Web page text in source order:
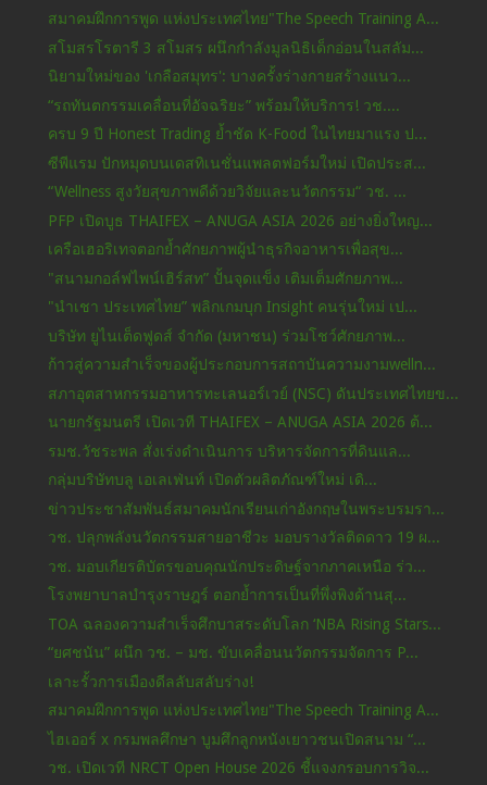
สมาคมฝึกการพูด แห่งประเทศไทย"The Speech Training A...
สโมสรโรตารี 3 สโมสร ผนึกกำลังมูลนิธิเด็กอ่อนในสลัม...
นิยามใหม่ของ 'เกลือสมุทร': บางครั้งร่างกายสร้างแนว...
“รถทันตกรรมเคลื่อนที่อัจฉริยะ” พร้อมให้บริการ! วช....
ครบ 9 ปี Honest Trading ย้ำชัด K-Food ในไทยมาแรง ป...
ซีพีแรม ปักหมุดบนเดสทิเนชั่นแพลตฟอร์มใหม่ เปิดประส...
“Wellness สูงวัยสุขภาพดีด้วยวิจัยและนวัตกรรม“ วช. ...
PFP เปิดบูธ THAIFEX – ANUGA ASIA 2026 อย่างยิ่งใหญ...
เครือเฮอริเทจตอกย้ำศักยภาพผู้นำธุรกิจอาหารเพื่อสุข...
"สนามกอล์ฟไพน์เฮิร์สท” ปั้นจุดแข็ง เติมเต็มศักยภาพ...
"นำเชา ประเทศไทย” พลิกเกมบุก Insight คนรุ่นใหม่ เป...
บริษัท ยูไนเต็ดฟูดส์ จำกัด (มหาชน) ร่วมโชว์ศักยภาพ...
ก้าวสู่ความสำเร็จของผู้ประกอบการสถาบันความงามwelln...
สภาอุตสาหกรรมอาหารทะเลนอร์เวย์ (NSC) ดันประเทศไทยข...
นายกรัฐมนตรี เปิดเวที THAIFEX – ANUGA ASIA 2026 ต้...
รมช.วัชระพล สั่งเร่งดำเนินการ บริหารจัดการที่ดินแล...
กลุ่มบริษัทบลู เอเลเฟ่นท์ เปิดตัวผลิตภัณฑ์ใหม่ เดิ...
ข่าวประชาสัมพันธ์สมาคมนักเรียนเก่าอังกฤษในพระบรมรา...
วช. ปลุกพลังนวัตกรรมสายอาชีวะ มอบรางวัลติดดาว 19 ผ...
วช. มอบเกียรติบัตรขอบคุณนักประดิษฐ์จากภาคเหนือ ร่ว...
โรงพยาบาลบำรุงราษฎร์ ตอกย้ำการเป็นที่พึ่งพิงด้านสุ...
TOA ฉลองความสำเร็จศึกบาสระดับโลก ‘NBA Rising Stars...
“ยศชนัน” ผนึก วช. – มช. ขับเคลื่อนนวัตกรรมจัดการ P...
เลาะรั้วการเมืองดีลลับสลับร่าง!
สมาคมฝึกการพูด แห่งประเทศไทย"The Speech Training A...
ไฮเออร์ x กรมพลศึกษา บูมศึกลูกหนังเยาวชนเปิดสนาม “...
วช. เปิดเวที NRCT Open House 2026 ชี้แจงกรอบการวิจ...